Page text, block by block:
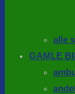
alle
GAMLE